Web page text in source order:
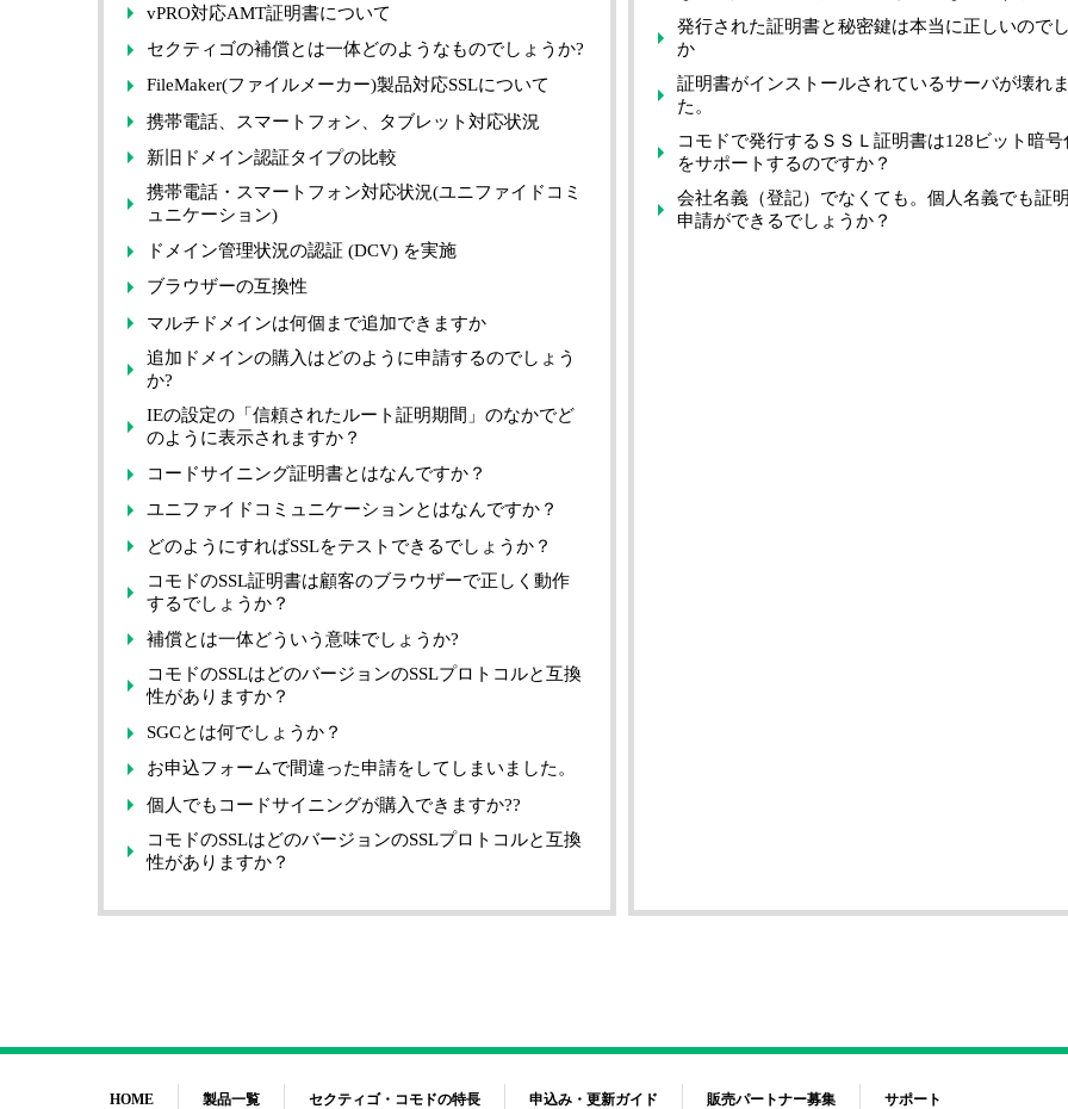
vPRO対応AMT証明書について
セクティゴの補償とは一体どのようなものでしょうか?
FileMaker(ファイルメーカー)製品対応SSLについて
携帯電話、スマートフォン、タブレット対応状況
新旧ドメイン認証タイプの比較
携帯電話・スマートフォン対応状況(ユニファイドコミ
ュニケーション)
ドメイン管理状況の認証 (DCV) を実施
ブラウザーの互換性
マルチドメインは何個まで追加できますか
追加ドメインの購入はどのように申請するのでしょう
か?
IEの設定の「信頼されたルート証明期間」のなかでど
のように表示されますか？
コードサイニング証明書とはなんですか？
ユニファイドコミュニケーションとはなんですか？
どのようにすればSSLをテストできるでしょうか？
コモドのSSL証明書は顧客のブラウザーで正しく動作
するでしょうか？
補償とは一体どういう意味でしょうか?
コモドのSSLはどのバージョンのSSLプロトコルと互換
性がありますか？
SGCとは何でしょうか？
お申込フォームで間違った申請をしてしまいました。
個人でもコードサイニングが購入できますか??
コモドのSSLはどのバージョンのSSLプロトコルと互換
性がありますか？
発行された証明書と秘密鍵は本当に正しいので
か
証明書がインストールされているサーバが壊れ
た。
コモドで発行するＳＳＬ証明書は128ビット暗号
をサポートするのですか？
会社名義（登記）でなくても。個人名義でも証
申請ができるでしょうか？
HOME 製品一覧 セクティゴ・コモドの特長 申込み・更新ガイド 販売パートナー募集 サポート